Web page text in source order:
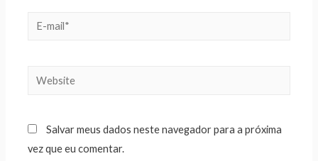
Salvar meus dados neste navegador para a próxima
vez que eu comentar.